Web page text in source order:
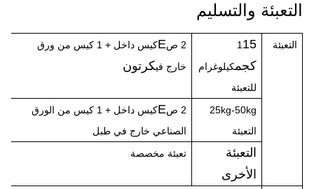
التعبئة والتسليم
التعبئة 115
كجمكيلوغرام
للتعبئة
2 ص E
كيس داخل + 1 كيس من ورق
خارج فيكرتون
25kg-50kg
التعبئة
2 ص E
كيس داخل + 1 كيس من الورق
الصناعي خارج في طبل
التعبئة
الأخرى
تعبئة مخصصة